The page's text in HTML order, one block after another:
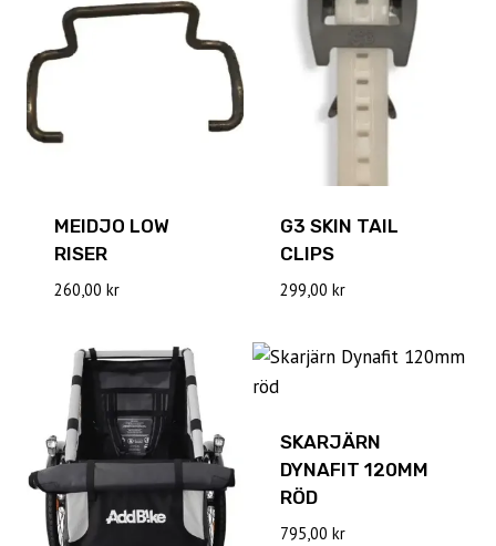
MEIDJO LOW
RISER
260,00 kr
G3 SKIN TAIL
CLIPS
299,00 kr
SKARJÄRN
DYNAFIT 120MM
RÖD
795,00 kr